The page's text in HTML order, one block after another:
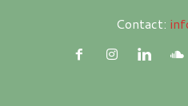
Contact: